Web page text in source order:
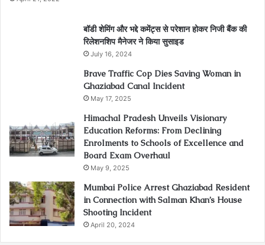
बॉडी शेमिंग और भद्दे कमेंट्स से परेशान होकर निजी बैंक की
रिलेशनशिप मैनेजर ने किया सुसाइड
July 16, 2024
Brave Traffic Cop Dies Saving Woman in
Ghaziabad Canal Incident
May 17, 2025
Himachal Pradesh Unveils Visionary
Education Reforms: From Declining
Enrolments to Schools of Excellence and
Board Exam Overhaul
May 9, 2025
Mumbai Police Arrest Ghaziabad Resident
in Connection with Salman Khan’s House
Shooting Incident
April 20, 2024